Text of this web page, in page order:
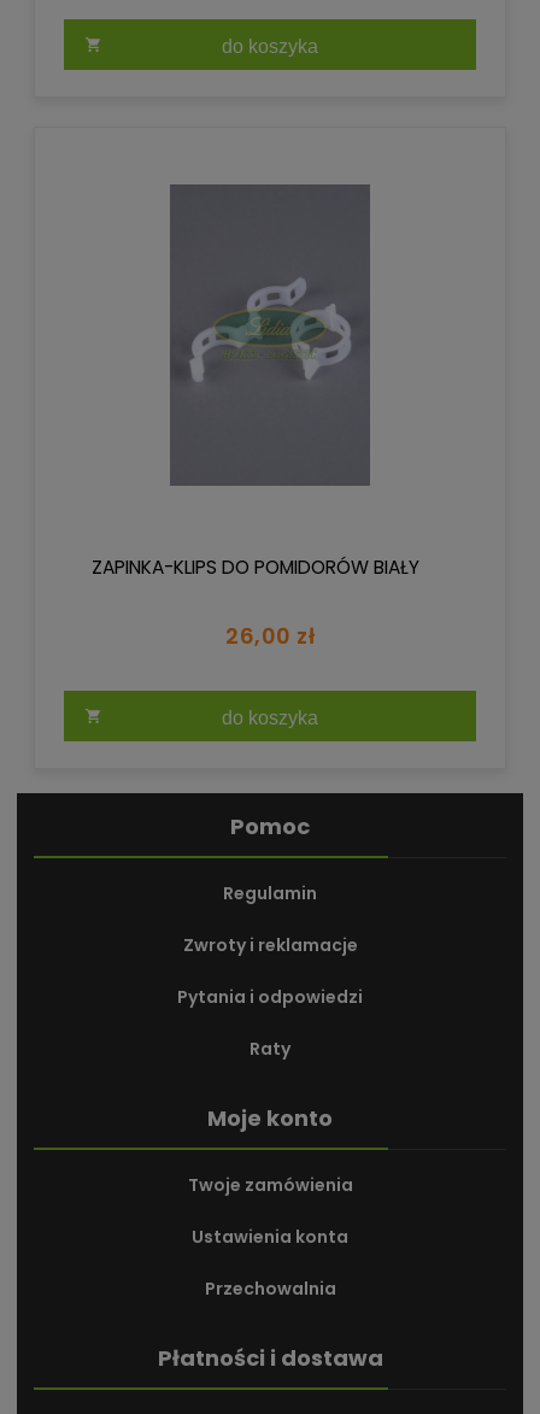
do koszyka
ZAPINKA-KLIPS DO POMIDORÓW BIAŁY
26,00 zł
do koszyka
Pomoc
Regulamin
Zwroty i reklamacje
Pytania i odpowiedzi
Raty
Moje konto
Twoje zamówienia
Ustawienia konta
Przechowalnia
Płatności i dostawa